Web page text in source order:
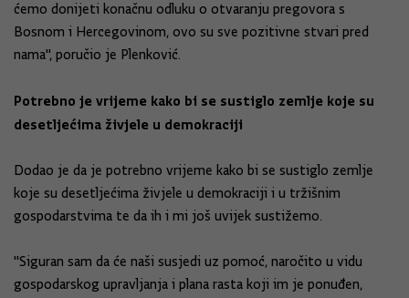
ćemo donijeti konačnu odluku o otvaranju pregovora s
Bosnom i Hercegovinom, ovo su sve pozitivne stvari pred
nama", poručio je Plenković.
Potrebno je vrijeme kako bi se sustiglo zemlje koje su
desetljećima živjele u demokraciji
Dodao je da je potrebno vrijeme kako bi se sustiglo zemlje
koje su desetljećima živjele u demokraciji i u tržišnim
gospodarstvima te da ih i mi još uvijek sustižemo.
"Siguran sam da će naši susjedi uz pomoć, naročito u vidu
gospodarskog upravljanja i plana rasta koji im je ponuđen,